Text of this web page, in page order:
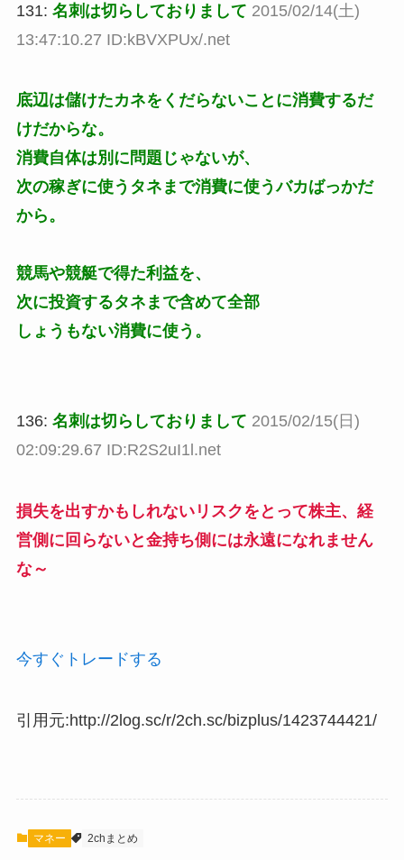
131: 名刺は切らしておりまして 2015/02/14(土)
13:47:10.27 ID:kBVXPUx/.net
底辺は儲けたカネをくだらないことに消費するだ
けだからな。
消費自体は別に問題じゃないが、
次の稼ぎに使うタネまで消費に使うバカばっかだ
から。
競馬や競艇で得た利益を、
次に投資するタネまで含めて全部
しょうもない消費に使う。
136: 名刺は切らしておりまして 2015/02/15(日)
02:09:29.67 ID:R2S2uI1l.net
損失を出すかもしれないリスクをとって株主、経
営側に回らないと金持ち側には永遠になれません
な～
今すぐトレードする
引用元:http://2log.sc/r/2ch.sc/bizplus/1423744421/
マネー 2chまとめ